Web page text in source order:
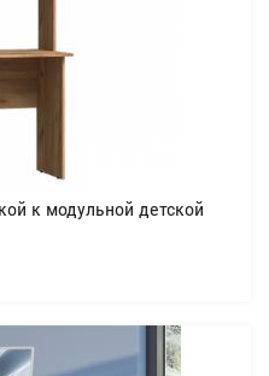
к модульной детской